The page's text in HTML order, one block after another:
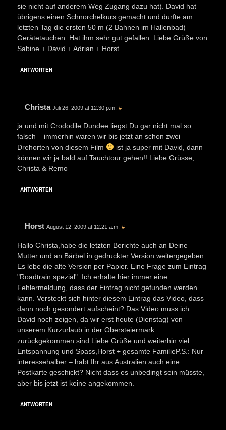
sie nicht auf anderem Weg Zugang dazu hat). David hat
übrigens einen Schnorchelkurs gemacht und durfte am
letzten Tag die ersten 50 m (2 Bahnen im Hallenbad)
Gerätetauchen. Hat ihm sehr gut gefallen. Liebe Grüße von
Sabine + David + Adrian + Horst
ANTWORTEN
Christa Juli 26, 2009 at 12:30 p.m. #
ja und mit Crododile Dundee liegst Du gar nicht mal so
falsch – immerhin waren wir bis jetzt an schon zwei
Drehorten von diesem Film
ist ja super mit David, dann
können wir ja bald auf Tauchtour gehen!! Liebe Grüsse,
Christa & Remo
ANTWORTEN
Horst August 12, 2009 at 12:21 a.m. #
Hallo Christa,habe die letzten Berichte auch an Deine
Mutter und an Bärbel in gedruckter Version weitergegeben.
Es lebe die alte Version per Papier. Eine Frage zum Eintrag
"Roadtrain spezial". Ich erhalte hier immer eine
Fehlermeldung, dass der Eintrag nicht gefunden werden
kann. Versteckt sich hinter diesem Eintrag das Video, dass
dann noch gesondert aufscheint? Das Video muss ich
David noch zeigen, da wir erst heute (Dienstag) von
unserem Kurzurlaub in der Obersteiermark
zurückgekommen sind.Liebe Grüße und weiterhin viel
Entspannung und Spass,Horst + gesamte FamilieP.S.: Nur
interessehalber – habt Ihr aus Australien auch eine
Postkarte geschickt? Nicht dass es unbedingt sein müsste,
aber bis jetzt ist keine angekommen.
ANTWORTEN